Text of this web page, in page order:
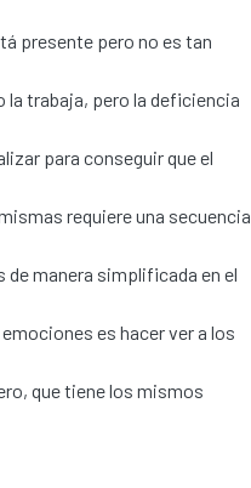
presente pero no es tan
la trabaja, pero la deficiencia
para conseguir que el
requiere una secuencia
manera simplificada en el
es hacer ver a los
que tiene los mismos